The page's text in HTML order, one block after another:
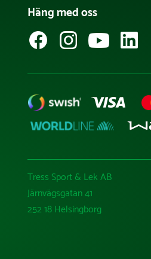
Häng med oss
Tress Sport & Lek AB
Järnvägsgatan 41
252 18 Helsingborg